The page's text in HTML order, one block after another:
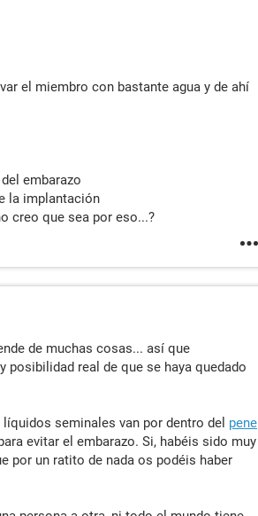
el miembro con bastante agua y de ahí
embarazo
la implantación
creo que sea por eso...?
de muchas cosas... así que
posibilidad real de que se haya quedado
seminales van por dentro del pene
evitar el embarazo. Si, habéis sido muy
por un ratito de nada os podéis haber